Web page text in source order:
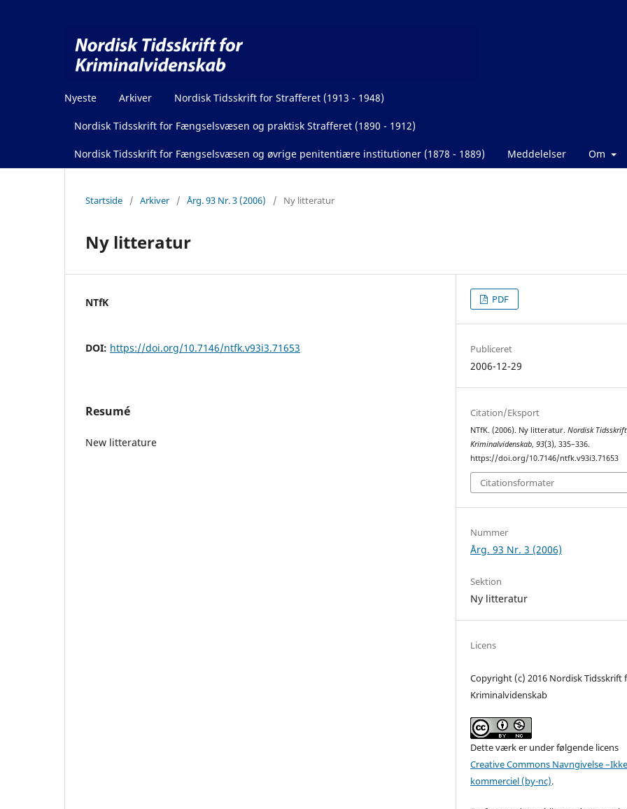
Nyeste Arkiver Nordisk Tidsskrift for Strafferet (1913 - 1948)
Nordisk Tidsskrift for Fængselsvæsen og praktisk Strafferet (1890 - 1912)
Nordisk Tidsskrift for Fængselsvæsen og øvrige penitentiære institutioner (1878 - 1889) Meddelelser Om
Startside / Arkiver / Årg. 93 Nr. 3 (2006) / Ny litteratur
Ny litteratur
NTfK
DOI: https://doi.org/10.7146/ntfk.v93i3.71653
Resumé
New litterature
PDF
Publiceret
2006-12-29
Citation/Eksport
NTfK. (2006). Ny litteratur.Nordisk
Kriminalvidenskab,93(3), 335–336.
https://doi.org/10.7146/ntfk.v93i3.71653
Citationsformater
Nummer
Årg. 93 Nr. 3 (2006)
Sektion
Ny litteratur
Licens
Copyright (c) 2016 Nordisk Tidsskrift
Kriminalvidenskab
Dette værk er under følgende licens
Creative Commons Navngivelse
kommerciel (by-nc).